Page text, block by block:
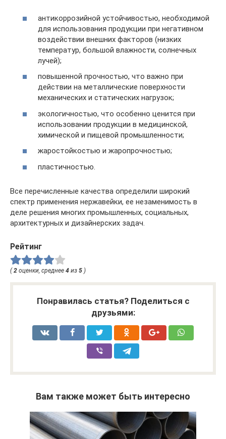
антикоррозийной устойчивостью, необходимой
для использования продукции при негативном
воздействии внешних факторов (низких
температур, большой влажности, солнечных
лучей);
повышенной прочностью, что важно при
действии на металлические поверхности
механических и статических нагрузок;
экологичностью, что особенно ценится при
использовании продукции в медицинской,
химической и пищевой промышленности;
жаростойкостью и жаропрочностью;
пластичностью.
Все перечисленные качества определили широкий
спектр применения нержавейки, ее незаменимость в
деле решения многих промышленных, социальных,
архитектурных и дизайнерских задач.
Рейтинг
(2 оценки, среднее 4 из 5 )
Понравилась статья? Поделиться с
друзьями:
Вам также может быть интересно